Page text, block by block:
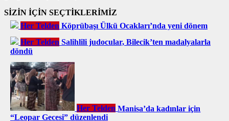
SİZİN İÇİN SEÇTİKLERİMİZ
Her Telden Köprübaşı Ülkü Ocakları’nda yeni dönem
Her Telden Salihlili judocular, Bilecik’ten madalyalarla
döndü
Her Telden Manisa’da kadınlar için
“Leopar Gecesi” düzenlendi